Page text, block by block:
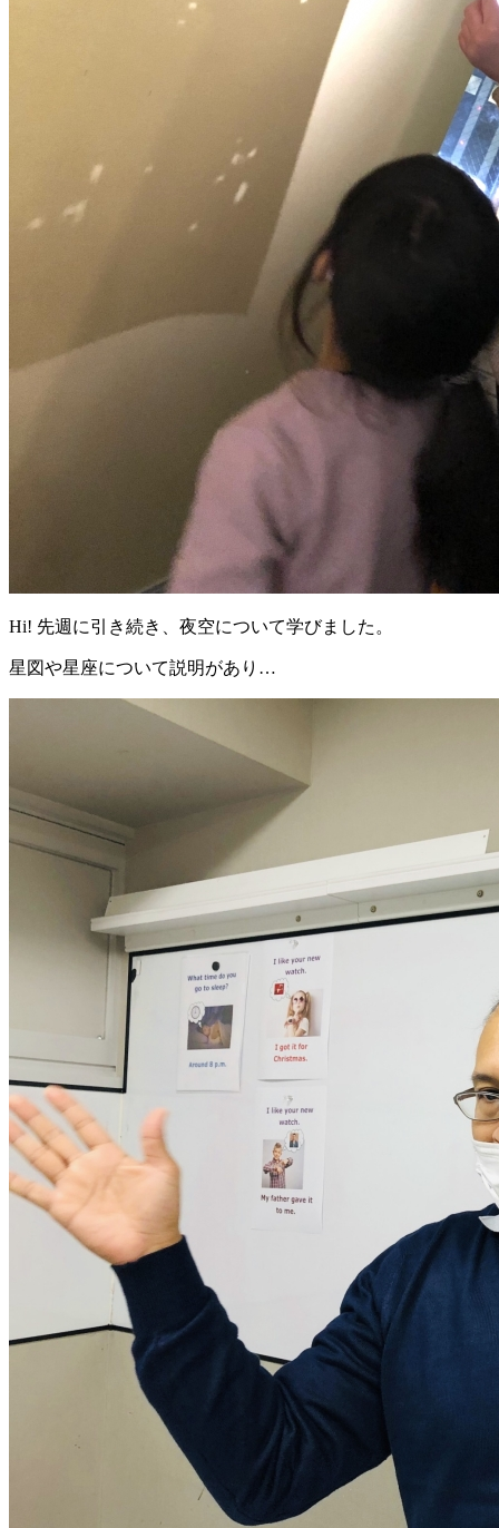
Hi! 先週に引き続き、夜空について学びました。
星図や星座について説明があり…